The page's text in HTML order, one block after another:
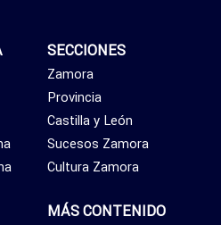
SECCIONES
Zamora
Provincia
Castilla y León
Sucesos Zamora
Cultura Zamora
MÁS CONTENIDO